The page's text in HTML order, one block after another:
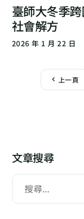
臺師大冬季
社會解方
2026 年 1 月 22 日
上一頁
文章搜尋